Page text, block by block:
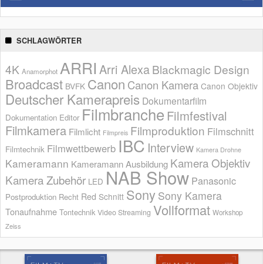
SCHLAGWÖRTER
4K Anamorphot ARRI Arri AlexaBlackmagic Design
Broadcast BVFK Canon Canon Kamera Canon Objektiv
Deutscher Kamerapreis Dokumentarfilm
Dokumentation Editor Filmbranche Filmfestival
Filmkamera Filmlicht Filmpreis Filmproduktion Filmschnitt
Filmtechnik Filmwettbewerb IBC Interview Kamera Drohne
Kameramann Kameramann Ausbildung Kamera Objektiv
Kamera Zubehör LED NAB Show Panasonic
Postproduktion Recht Red Schnitt Sony Sony Kamera
Tonaufnahme Tontechnik Video Streaming Vollformat Workshop
Zeiss